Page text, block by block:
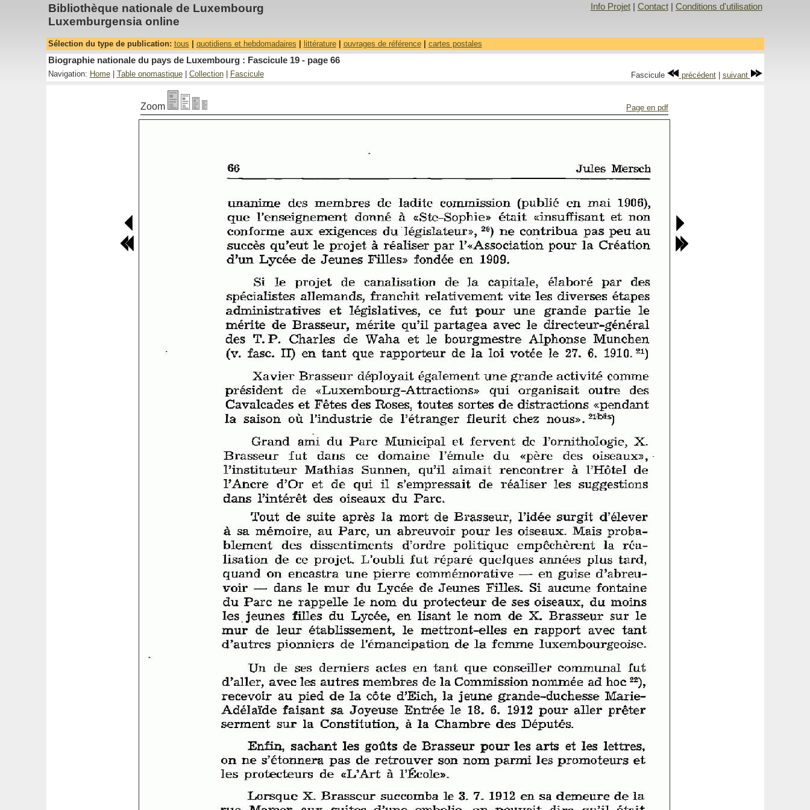
Bibliothèque nationale de Luxembourg
Luxemburgensia online
Info Projet| Contact| Conditions d'utilisation
Sélection du type de publication: tous quotidiens et hebdomadaires littérature| ouvrages de référence| cartes postales
Biographie nationale du pays de Luxembourg : Fascicule 19 - page 66
Navigation: Home| Table onomastique| Collection| Fascicule Fascicule précédent| suivant
Zoom Page en pdf